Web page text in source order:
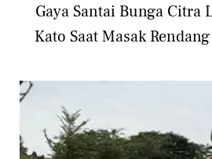
Gaya Santai Bunga Citra
Kato Saat Masak